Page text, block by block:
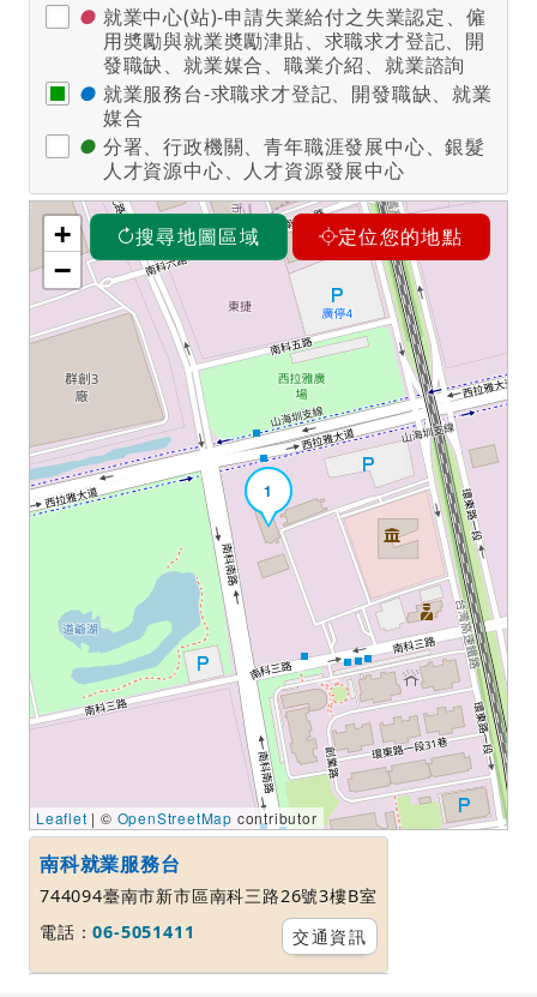
● 就業中心(站)-申請失業給付之失業認定、僱
用奬勵與就業奬勵津貼、求職求才登記、開
發職缺、就業媒合、職業介紹、就業諮詢
● 就業服務台-求職求才登記、開發職缺、就業
媒合
● 分署、行政機關、青年職涯發展中心、銀髮
人才資源中心、人才資源發展中心
搜尋地圖區域 定位您的地點
1
+
−
Leaflet | © OpenStreetMap contributor
南科就業服務台
744094臺南市新市區南科三路26號3樓B室
電話：06-5051411 交通資訊